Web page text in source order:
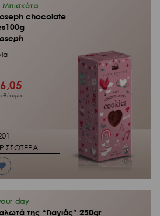
Μπισκότα
chocolate
6,05
day
της “Γιαγιάς” 250gr